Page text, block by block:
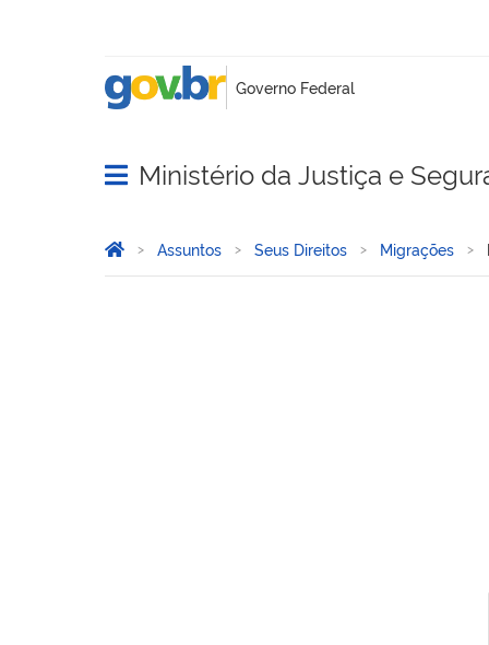
Abrir menu principal de navegação
Ministério da Justiça e
Você está aqui:
Página Inicial
Assuntos Seus Direitos Migrações